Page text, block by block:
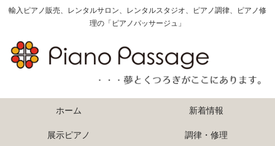
輸入ピアノ販売、レンタルサロン、レンタルスタジオ、ピアノ調律、ピアノ修
理の「ピアノパッサージュ」
ホーム 新着情報
展示ピアノ 調律・修理